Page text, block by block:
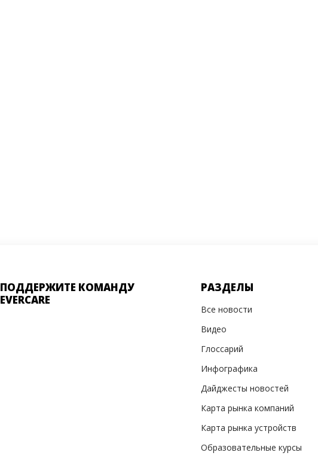
ПОДДЕРЖИТЕ КОМАНДУ
EVERCARE
РАЗДЕЛЫ
Все новости
Видео
Глоссарий
Инфографика
Дайджесты новостей
Карта рынка компаний
Карта рынка устройств
Образовательные курсы